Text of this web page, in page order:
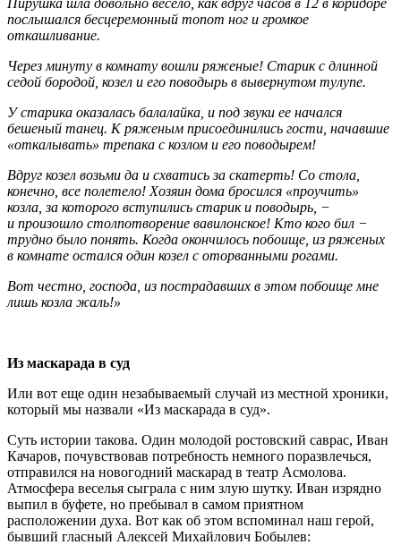
послышался бесцеремонный топот ног и громкое
откашливание.
Через минуту в комнату вошли ряженые! Старик с длинной
седой бородой, козел и его поводырь в вывернутом тулупе.
У старика оказалась балалайка, и под звуки ее начался
бешеный танец. К ряженым присоединились гости, начавшие
«откалывать» трепака с козлом и его поводырем!
Вдруг козел возьми да и схватись за скатерть! Со стола,
конечно, все полетело! Хозяин дома бросился «проучить»
козла, за которого вступились старик и поводырь, −
и произошло столпотворение вавилонское! Кто кого бил −
трудно было понять. Когда окончилось побоище, из ряженых
в комнате остался один козел с оторванными рогами.
Вот честно, господа, из пострадавших в этом побоище мне
лишь козла жаль!»
Из маскарада в суд
Или вот еще один незабываемый случай из местной хроники,
который мы назвали «Из маскарада в суд».
Суть истории такова. Один молодой ростовский саврас, Иван
Качаров, почувствовав потребность немного поразвлечься,
отправился на новогодний маскарад в театр Асмолова.
Атмосфера веселья сыграла с ним злую шутку. Иван изрядно
выпил в буфете, но пребывал в самом приятном
расположении духа. Вот как об этом вспоминал наш герой,
бывший гласный Алексей Михайлович Бобылев: